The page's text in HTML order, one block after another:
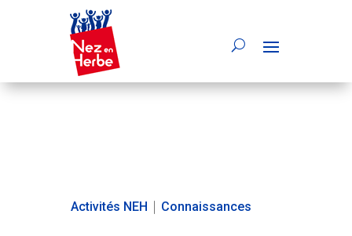
Activités NEH Connaissances